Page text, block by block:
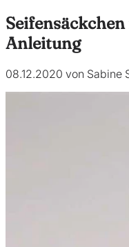
Anleitung
08.12.2020 von Sabine